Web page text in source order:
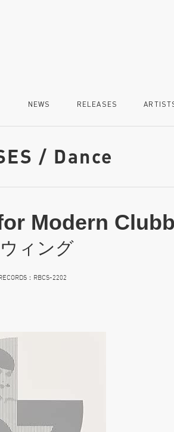
NEWS RELEASES
/ Dance
Modern
ィング
：RBCS-2202